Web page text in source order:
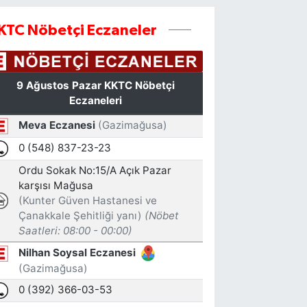
Nöbetçi Eczaneler